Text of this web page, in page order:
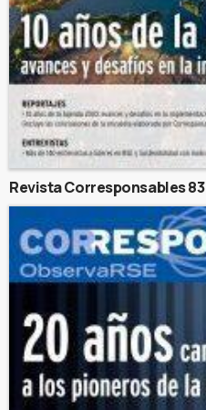
Revista Corresponsables 83